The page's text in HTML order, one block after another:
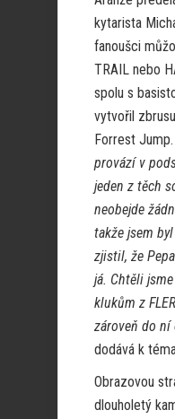
kytarista
fanoušci
TRAIL nebo
spolu s
vytvořil
Forrest Jump.
provází v
jeden z těch
neobejde
takže jsem
zjistil, že
já. Chtěli
klukům z
zároveň do ní
dodává k
Obrazovou
dlouholetý